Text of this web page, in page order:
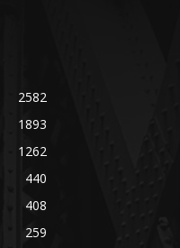
2582
1893
1262
440
408
259